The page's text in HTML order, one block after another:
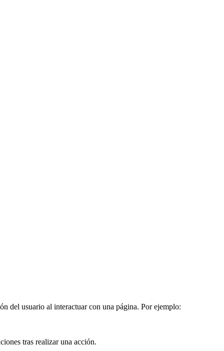
del usuario al interactuar con una página. Por ejemplo:
tras realizar una acción.